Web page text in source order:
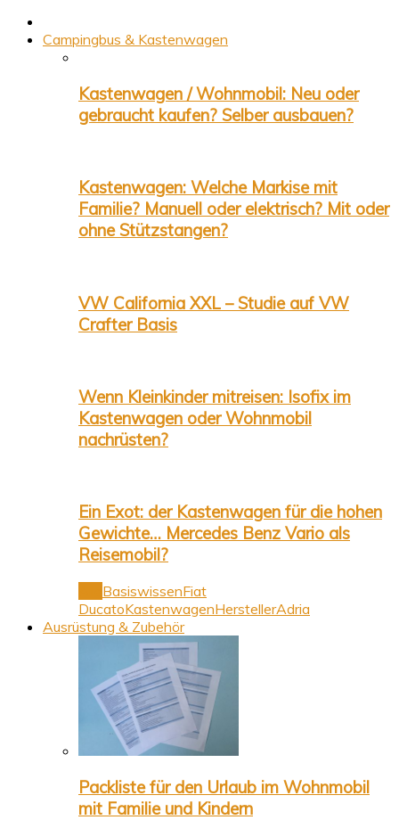
Campingbus & Kastenwagen
Kastenwagen / Wohnmobil: Neu oder
gebraucht kaufen? Selber ausbauen?
Kastenwagen: Welche Markise mit
Familie? Manuell oder elektrisch? Mit oder
ohne Stützstangen?
VW California XXL – Studie auf VW
Crafter Basis
Wenn Kleinkinder mitreisen: Isofix im
Kastenwagen oder Wohnmobil
nachrüsten?
Ein Exot: der Kastenwagen für die hohen
Gewichte… Mercedes Benz Vario als
Reisemobil?
BasiswissenFiat
DucatoKastenwagenHerstellerAdria
Ausrüstung & Zubehör
Packliste für den Urlaub im Wohnmobil
mit Familie und Kindern